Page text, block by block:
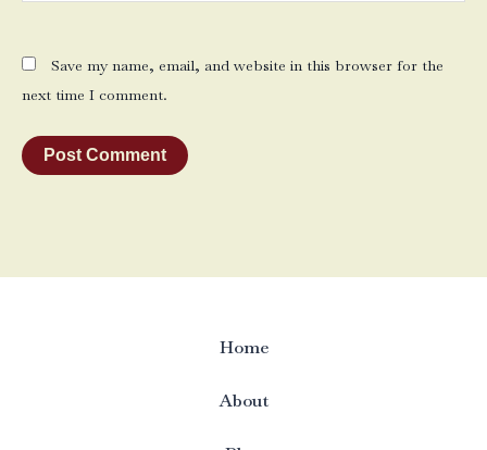
Save my name, email, and website in this browser for the
next time I comment.
Home
About